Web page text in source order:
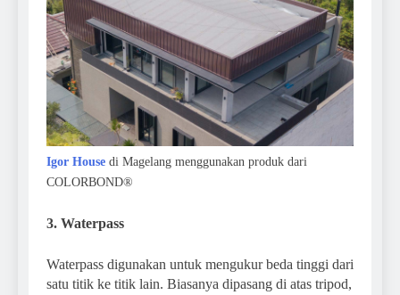
Igor House di Magelang menggunakan produk dari
COLORBOND®
3. Waterpass
Waterpass digunakan untuk mengukur beda tinggi dari
satu titik ke titik lain. Biasanya dipasang di atas tripod,